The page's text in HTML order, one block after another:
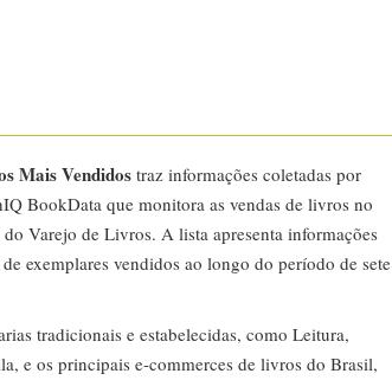
Mais Vendidos traz informações coletadas por
BookData que monitora as vendas de livros no
Varejo de Livros. A lista apresenta informações
exemplares vendidos ao longo do período de sete
tradicionais e estabelecidas, como Leitura,
e os principais e-commerces de livros do Brasil,